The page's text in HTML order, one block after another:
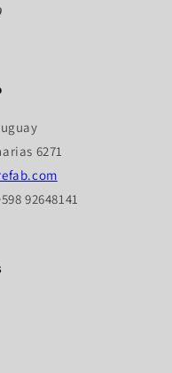
6271
92648141